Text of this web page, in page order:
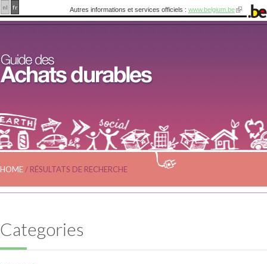
nl fr Autres informations et services officiels : www.belgium.be
HOME / RÉSULTATS DE RECHERCHE
Categories